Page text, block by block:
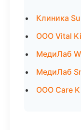
Клиника
ООО Vital
МедиЛаб
МедиЛаб
ООО Care